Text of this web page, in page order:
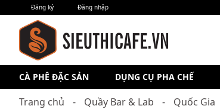
Đăng ký Đăng nhập
CÀ PHÊ ĐẶC SẢN DỤNG CỤ PHA CHẾ
Trang chủ Quầy Bar & Lab Quốc Gia